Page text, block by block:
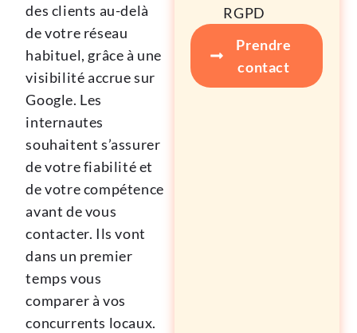
des clients au-delà
de votre réseau
habituel, grâce à une
visibilité accrue sur
Google. Les
internautes
souhaitent s’assurer
de votre fiabilité et
de votre compétence
avant de vous
contacter. Ils vont
dans un premier
temps vous
comparer à vos
concurrents locaux.
RGPD
Prendre
contact